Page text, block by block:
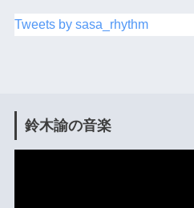
Tweets by sasa_rhythm
鈴木諭の音楽